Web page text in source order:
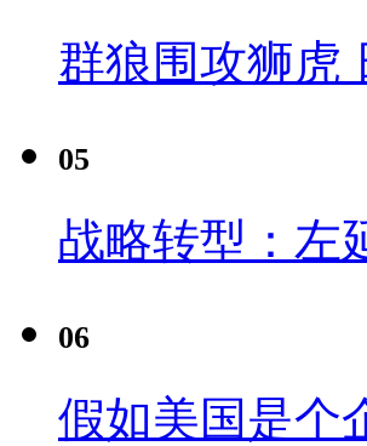
群狼围攻狮虎
05
战略转型：左
06
假如美国是个